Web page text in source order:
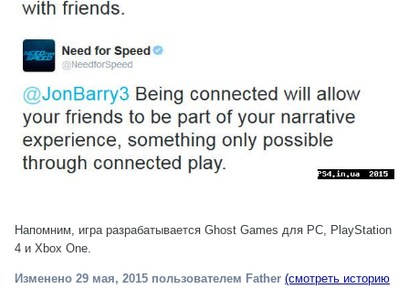
Напомним, игра разрабатывается Ghost Games для PC, PlayStation
4 и Xbox One.
Изменено 29 мая, 2015 пользователем Father (смотреть историю